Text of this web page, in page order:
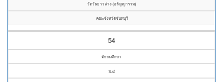
วัดวันยาวล่าง (อรัญญาราม)
คณะจังหวัดจันทบุรี
54
มัธยมศึกษา
ม.๔